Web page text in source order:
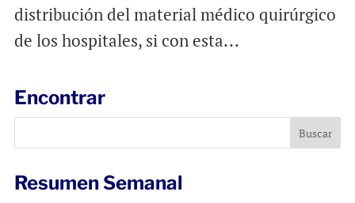
distribución del material médico quirúrgico
de los hospitales, si con esta...
Encontrar
Resumen Semanal